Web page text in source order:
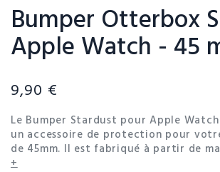
Bumper Otterbox
Apple Watch - 45
9,90 €
Le Bumper Stardust pour Apple
un accessoire de protection pour
de 45mm. Il est fabriqué à partir de
polycarbonate de haute qualité,
+